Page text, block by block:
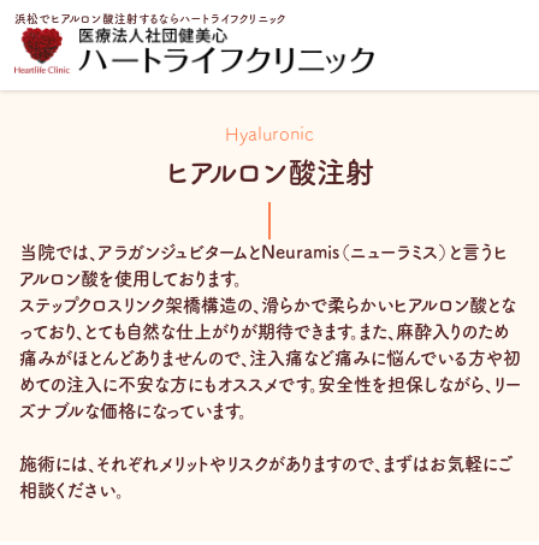
内
ス
浜松でヒアルロン酸注射するならハートライフクリニック
トップページ 治療一覧 ヒアルロン酸注射
Hyaluronic
ヒアルロン酸注射
当院では、アラガンジュビタームとNeuramis（ニューラミス）と言うヒ
アルロン酸を使用しております。
ステップクロスリンク架橋構造の、滑らかで柔らかいヒアルロン酸とな
っており、とても自然な仕上がりが期待できます。また、麻酔入りのため
痛みがほとんどありませんので、注入痛など痛みに悩んでいる方や初
めての注入に不安な方にもオススメです。安全性を担保しながら、リー
ズナブルな価格になっています。
施術には、それぞれメリットやリスクがありますので、まずはお気軽にご
相談ください。